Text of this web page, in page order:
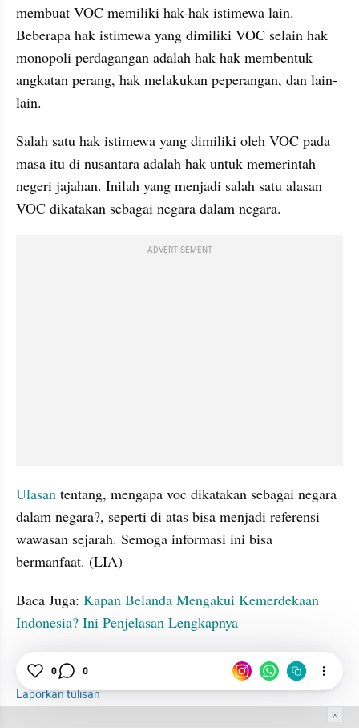
membuat VOC memiliki hak-hak istimewa lain.
Beberapa hak istimewa yang dimiliki VOC selain hak
monopoli perdagangan adalah hak hak membentuk
angkatan perang, hak melakukan peperangan, dan lain-
lain.
Salah satu hak istimewa yang dimiliki oleh VOC pada
masa itu di nusantara adalah hak untuk memerintah
negeri jajahan. Inilah yang menjadi salah satu alasan
VOC dikatakan sebagai negara dalam negara.
ADVERTISEMENT
Ulasan tentang, mengapa voc dikatakan sebagai negara
dalam negara?, seperti di atas bisa menjadi referensi
wawasan sejarah. Semoga informasi ini bisa
bermanfaat. (LIA)
Baca Juga: Kapan Belanda Mengakui Kemerdekaan
Indonesia? Ini Penjelasan Lengkapnya
VOC Negara
Laporkan tulisan
0 0